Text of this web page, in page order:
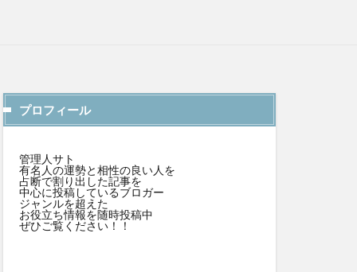
プロフィール
管理人サト
有名人の運勢と相性の良い人を
占断で割り出した記事を
中心に投稿しているブロガー
ジャンルを超えた
お役立ち情報を随時投稿中
ぜひご覧ください！！